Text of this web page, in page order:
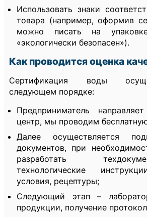
Использовать знаки
товара (например, оформив
можно писать на
«экологически безопасен»).
Как проводится оценка
Сертификация воды
следующем порядке:
Предприниматель
центр, мы проводим
Далее осуществляется
документов, при
разработать
технологические
условия, рецептуры;
Следующий этап –
продукции, получение